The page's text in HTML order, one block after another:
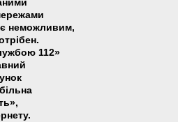
неможливим,
112»